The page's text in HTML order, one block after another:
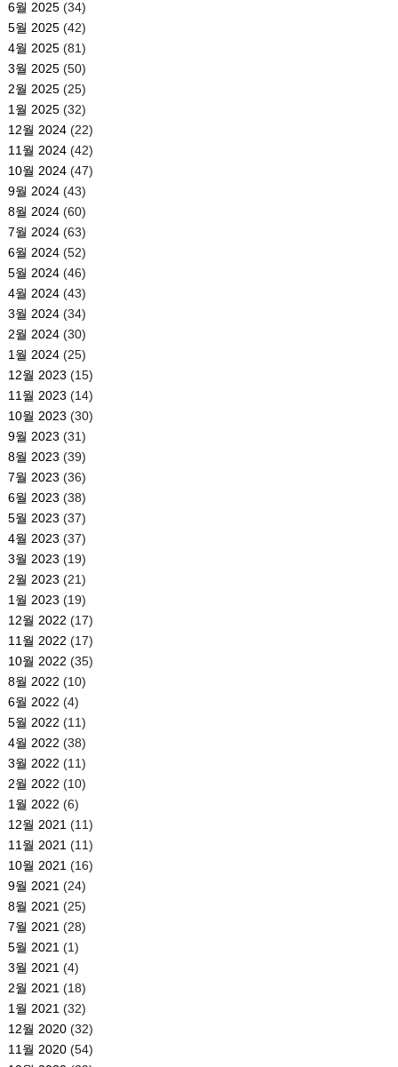
6월 2025(34)
5월 2025(42)
4월 2025(81)
3월 2025(50)
2월 2025(25)
1월 2025(32)
12월 2024(22)
11월 2024(42)
10월 2024(47)
9월 2024(43)
8월 2024(60)
7월 2024(63)
6월 2024(52)
5월 2024(46)
4월 2024(43)
3월 2024(34)
2월 2024(30)
1월 2024(25)
12월 2023 (15)
11월 2023 (14)
10월 2023 (30)
9월 2023 (31)
8월 2023 (39)
7월 2023 (36)
6월 2023 (38)
5월 2023 (37)
4월 2023 (37)
3월 2023 (19)
2월 2023 (21)
1월 2023 (19)
12월 2022 (17)
11월 2022 (17)
10월 2022 (35)
8월 2022 (10)
6월 2022 (4)
5월 2022 (11)
4월 2022 (38)
3월 2022 (11)
2월 2022 (10)
1월 2022 (6)
12월 2021 (11)
11월 2021 (11)
10월 2021 (16)
9월 2021 (24)
8월 2021 (25)
7월 2021 (28)
5월 2021 (1)
3월 2021 (4)
2월 2021 (18)
1월 2021 (32)
12월 2020(32)
11월 2020(54)